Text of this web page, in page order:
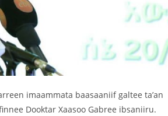
imaammata baasaaniif galtee ta’an
Dooktar Xaasoo Gabree ibsaniiru.